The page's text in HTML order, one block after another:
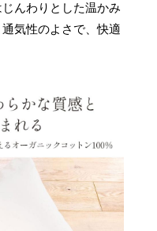
んわりとした温かみ
気性のよさで、快適